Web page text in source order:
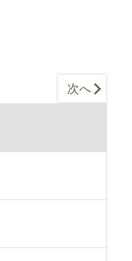
次へ